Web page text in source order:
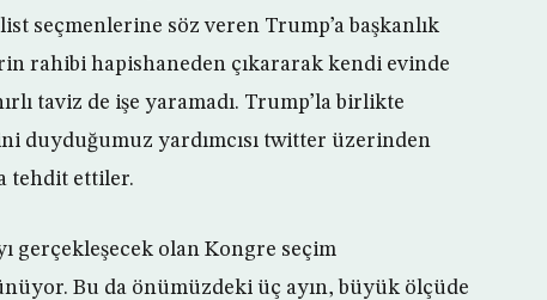
seçmenlerine söz veren Trump’a başkanlık
rahibi hapishaneden çıkararak kendi evinde
taviz de işe yaramadı. Trump’la birlikte
duyduğumuz yardımcısı twitter üzerinden
tehdit ettiler.
gerçekleşecek olan Kongre seçim
Bu da önümüzdeki üç ayın, büyük ölçüde